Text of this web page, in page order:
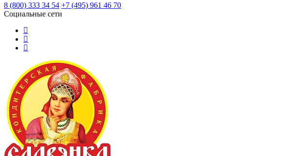
8 (800) 333 34 54 +7 (495) 961 46 70
Социальные сети